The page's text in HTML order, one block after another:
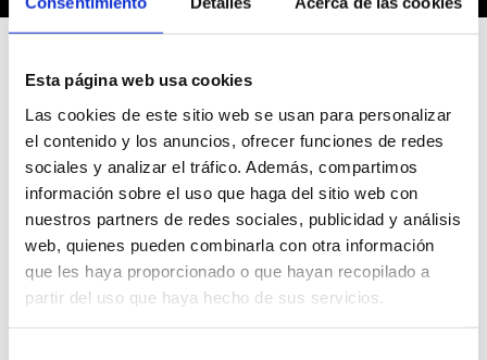
Esta página web usa cookies
Las cookies de este sitio web se usan para personalizar
el contenido y los anuncios, ofrecer funciones de redes
sociales y analizar el tráfico. Además, compartimos
información sobre el uso que haga del sitio web con
nuestros partners de redes sociales, publicidad y análisis
web, quienes pueden combinarla con otra información
que les haya proporcionado o que hayan recopilado a
partir del uso que haya hecho de sus servicios.
LED VARELA - POPULAR -
QUATSCH COMEDY CLUB
- BERLÍN
Quatsch Comedy Club